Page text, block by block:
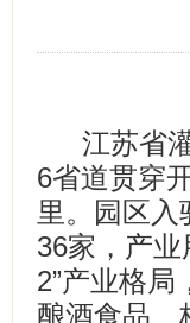
江苏省
6省道贯穿
里。园区入
36家，产
2”产业格
酿酒食品、